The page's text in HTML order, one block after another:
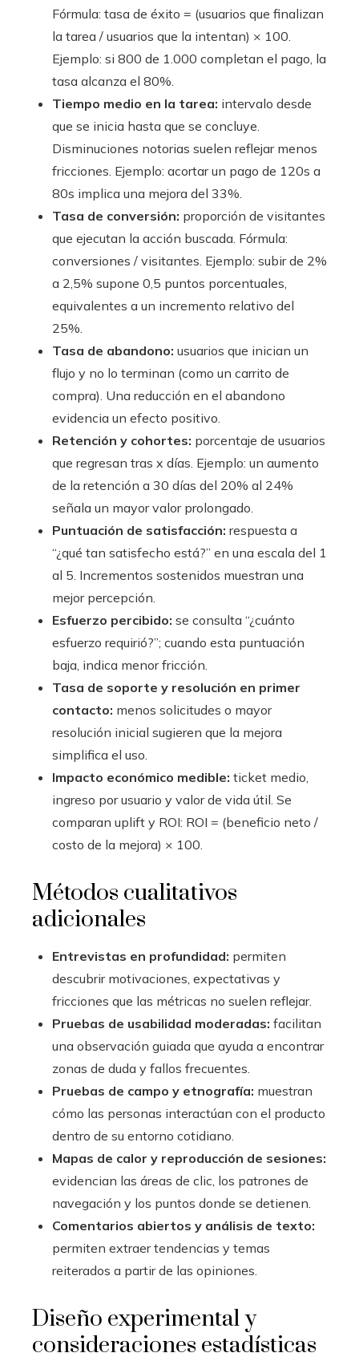
Fórmula: tasa de éxito = (usuarios que finalizan
la tarea / usuarios que la intentan) × 100.
Ejemplo: si 800 de 1.000 completan el pago, la
tasa alcanza el 80%.
Tiempo medio en la tarea: intervalo desde
que se inicia hasta que se concluye.
Disminuciones notorias suelen reflejar menos
fricciones. Ejemplo: acortar un pago de 120s a
80s implica una mejora del 33%.
Tasa de conversión: proporción de visitantes
que ejecutan la acción buscada. Fórmula:
conversiones / visitantes. Ejemplo: subir de 2%
a 2,5% supone 0,5 puntos porcentuales,
equivalentes a un incremento relativo del
25%.
Tasa de abandono: usuarios que inician un
flujo y no lo terminan (como un carrito de
compra). Una reducción en el abandono
evidencia un efecto positivo.
Retención y cohortes: porcentaje de usuarios
que regresan tras x días. Ejemplo: un aumento
de la retención a 30 días del 20% al 24%
señala un mayor valor prolongado.
Puntuación de satisfacción: respuesta a
“¿qué tan satisfecho está?” en una escala del 1
al 5. Incrementos sostenidos muestran una
mejor percepción.
Esfuerzo percibido: se consulta “¿cuánto
esfuerzo requirió?”; cuando esta puntuación
baja, indica menor fricción.
Tasa de soporte y resolución en primer
contacto: menos solicitudes o mayor
resolución inicial sugieren que la mejora
simplifica el uso.
Impacto económico medible: ticket medio,
ingreso por usuario y valor de vida útil. Se
comparan uplift y ROI: ROI = (beneficio neto /
costo de la mejora) × 100.
Métodos cualitativos
adicionales
Entrevistas en profundidad: permiten
descubrir motivaciones, expectativas y
fricciones que las métricas no suelen reflejar.
Pruebas de usabilidad moderadas: facilitan
una observación guiada que ayuda a encontrar
zonas de duda y fallos frecuentes.
Pruebas de campo y etnografía: muestran
cómo las personas interactúan con el producto
dentro de su entorno cotidiano.
Mapas de calor y reproducción de sesiones:
evidencian las áreas de clic, los patrones de
navegación y los puntos donde se detienen.
Comentarios abiertos y análisis de texto:
permiten extraer tendencias y temas
reiterados a partir de las opiniones.
Diseño experimental y
consideraciones estadísticas